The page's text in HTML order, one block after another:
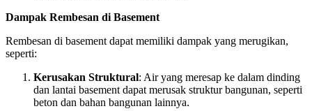
Dampak Rembesan di Basement
Rembesan di basement dapat memiliki dampak yang merugikan,
seperti:
Kerusakan Struktural: Air yang meresap ke dalam dinding
dan lantai basement dapat merusak struktur bangunan, seperti
beton dan bahan bangunan lainnya.